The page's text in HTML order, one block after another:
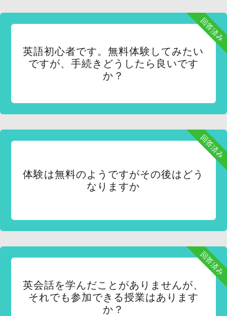
回答済み
英語初心者です。無料体験してみたい
ですが、手続きどうしたら良いです
か？
回答済み
体験は無料のようですがその後はどう
なりますか
回答済み
英会話を学んだことがありませんが、
それでも参加できる授業はあります
か？